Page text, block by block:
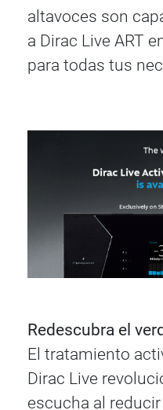
altavoces son
a Dirac Live ART
para todas tus
Redescubra el
El tratamiento
Dirac Live
escucha al